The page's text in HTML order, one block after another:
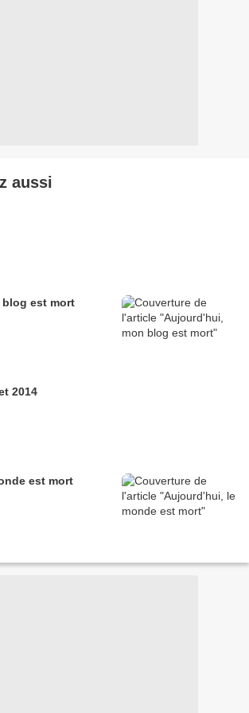
aussi
est mort
2014
est mort